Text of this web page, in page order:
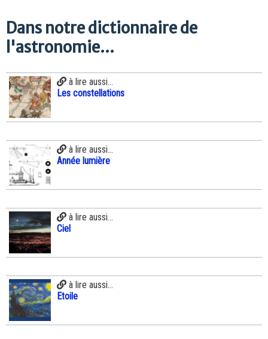
Dans notre dictionnaire de
l'astronomie...
à lire aussi...
Les constellations
à lire aussi...
Année lumière
à lire aussi...
Ciel
à lire aussi...
Etoile